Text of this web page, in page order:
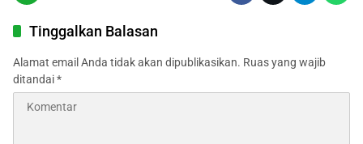
Tinggalkan Balasan
Alamat email Anda tidak akan dipublikasikan. Ruas yang wajib
ditandai*